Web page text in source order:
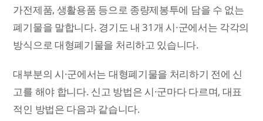
가전제품, 생활용품 등으로 종량제봉투에 담을 수 없는
폐기물을 말합니다. 경기도 내 31개 시·군에서는 각각의
방식으로 대형폐기물을 처리하고 있습니다.
대부분의 시·군에서는 대형폐기물을 처리하기 전에 신
고를 해야 합니다. 신고 방법은 시·군마다 다르며, 대표
적인 방법은 다음과 같습니다.